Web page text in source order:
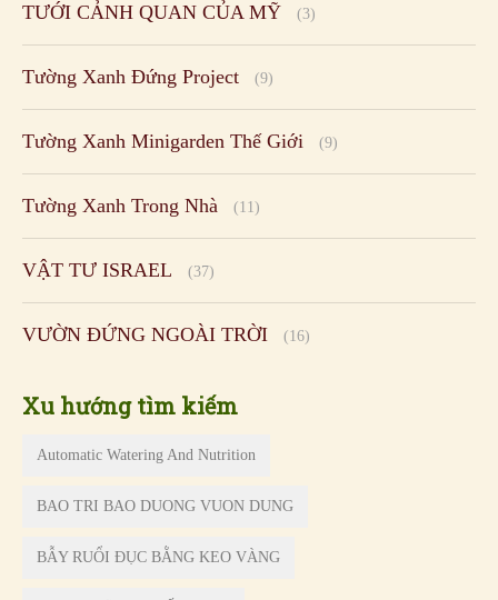
TƯỚI CẢNH QUAN CỦA MỸ (3)
Tường Xanh Đứng Project (9)
Tường Xanh Minigarden Thế Giới (9)
Tường Xanh Trong Nhà (11)
VẬT TƯ ISRAEL (37)
VƯỜN ĐỨNG NGOÀI TRỜI (16)
Xu hướng tìm kiếm
Automatic Watering And Nutrition
BAO TRI BAO DUONG VUON DUNG
BẪY RUỔI ĐỤC BẰNG KEO VÀNG